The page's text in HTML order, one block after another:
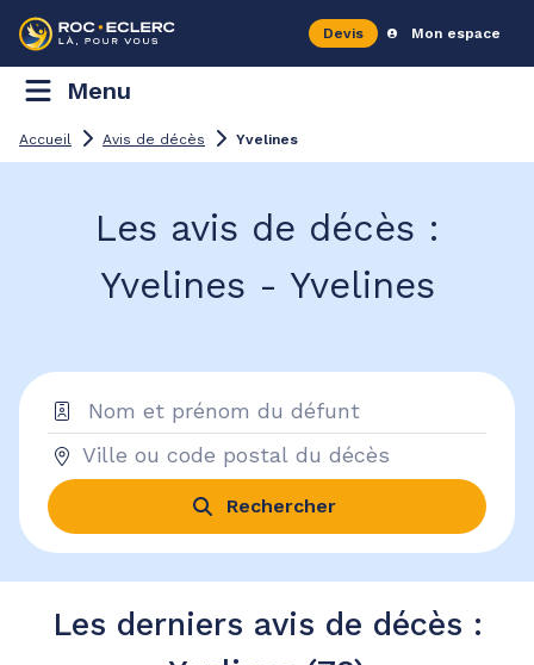
Devis Mon espace
Menu
Accueil Avis de décès Yvelines
Les avis de décès :
Yvelines - Yvelines
Rechercher
Les derniers avis de décès :